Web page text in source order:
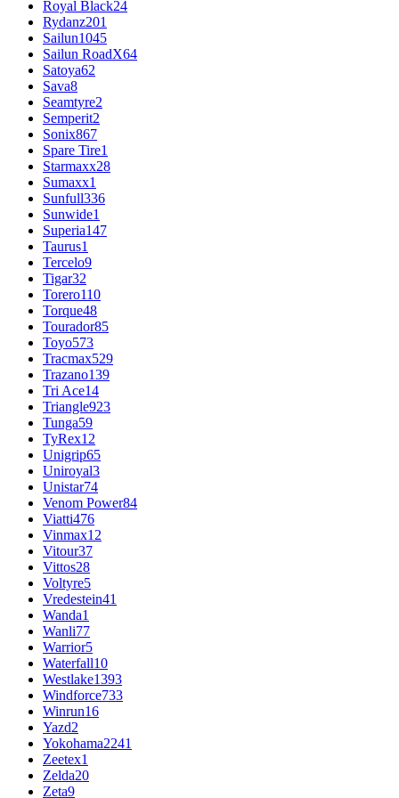
Royal Black24
Rydanz201
Sailun1045
Sailun RoadX64
Satoya62
Sava8
Seamtyre2
Semperit2
Sonix867
Spare Tire1
Starmaxx28
Sumaxx1
Sunfull336
Sunwide1
Superia147
Taurus1
Tercelo9
Tigar32
Torero110
Torque48
Tourador85
Toyo573
Tracmax529
Trazano139
Tri Ace14
Triangle923
Tunga59
TyRex12
Unigrip65
Uniroyal3
Unistar74
Venom Power84
Viatti476
Vinmax12
Vitour37
Vittos28
Voltyre5
Vredestein41
Wanda1
Wanli77
Warrior5
Waterfall10
Westlake1393
Windforce733
Winrun16
Yazd2
Yokohama2241
Zeetex1
Zelda20
Zeta9